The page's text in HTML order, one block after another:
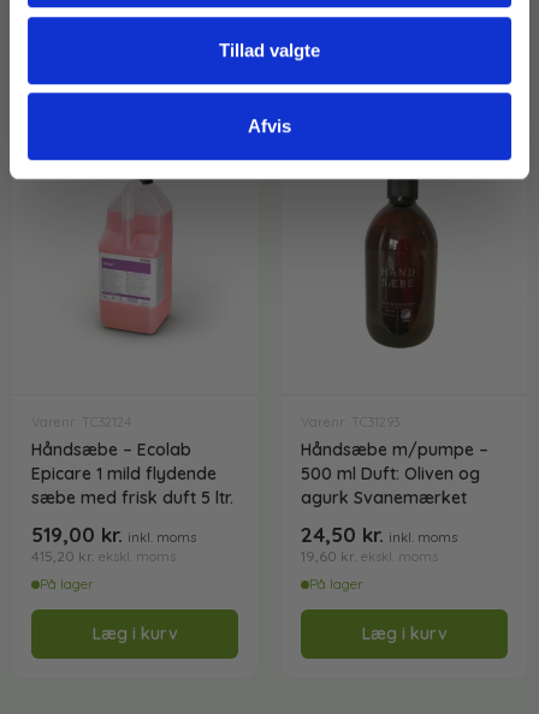
Tillad valgte
Afvis
Læg i kurv
Varenr: TC32124
Håndsæbe – Ecolab
Epicare 1 mild flydende
sæbe med frisk duft 5 ltr.
519,00 kr. inkl. moms
415,20 kr. ekskl. moms
På lager
Læg i kurv
Varenr: TC31293
Håndsæbe m/pumpe –
500 ml Duft: Oliven og
agurk Svanemærket
24,50 kr. inkl. moms
19,60 kr. ekskl. moms
På lager
Læg i kurv